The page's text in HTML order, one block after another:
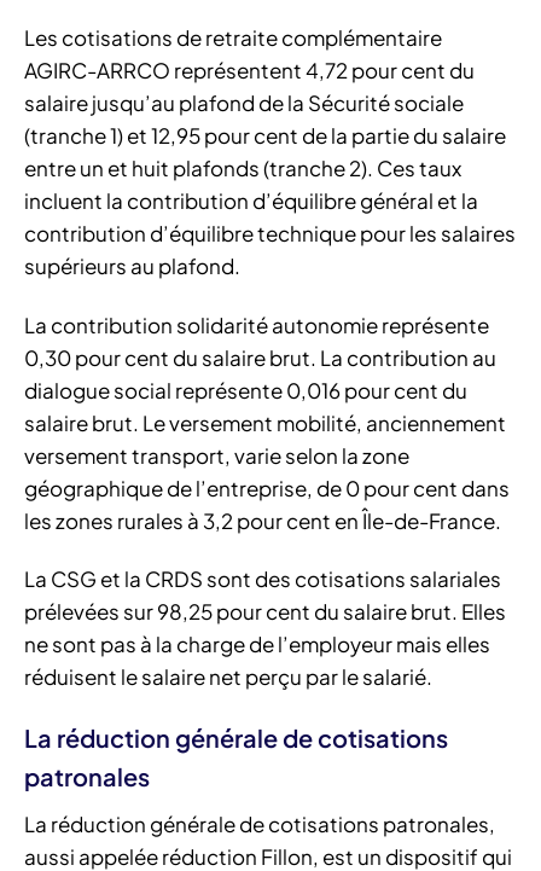
Les cotisations de retraite complémentaire
AGIRC-ARRCO représentent 4,72 pour cent du
salaire jusqu’au plafond de la Sécurité sociale
(tranche 1) et 12,95 pour cent de la partie du salaire
entre un et huit plafonds (tranche 2). Ces taux
incluent la contribution d’équilibre général et la
contribution d’équilibre technique pour les salaires
supérieurs au plafond.
La contribution solidarité autonomie représente
0,30 pour cent du salaire brut. La contribution au
dialogue social représente 0,016 pour cent du
salaire brut. Le versement mobilité, anciennement
versement transport, varie selon la zone
géographique de l’entreprise, de 0 pour cent dans
les zones rurales à 3,2 pour cent en Île-de-France.
La CSG et la CRDS sont des cotisations salariales
prélevées sur 98,25 pour cent du salaire brut. Elles
ne sont pas à la charge de l’employeur mais elles
réduisent le salaire net perçu par le salarié.
La réduction générale de cotisations
patronales
La réduction générale de cotisations patronales,
aussi appelée réduction Fillon, est un dispositif qui